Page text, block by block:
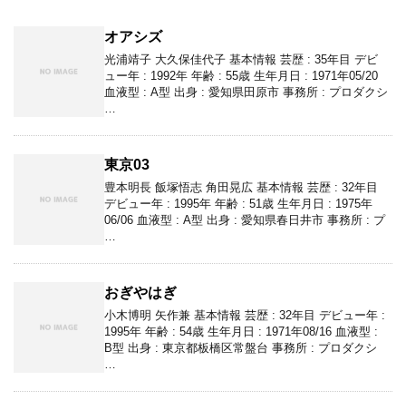
オアシズ
光浦靖子 大久保佳代子 基本情報 芸歴 : 35年目 デビ
ュー年 : 1992年 年齢 : 55歳 生年月日 : 1971年05/20
血液型 : A型 出身 : 愛知県田原市 事務所 : プロダクシ
東京03
豊本明長 飯塚悟志 角田晃広 基本情報 芸歴 : 32年目
デビュー年 : 1995年 年齢 : 51歳 生年月日 : 1975年
06/06 血液型 : A型 出身 : 愛知県春日井市 事務所 : プ
おぎやはぎ
小木博明 矢作兼 基本情報 芸歴 : 32年目 デビュー年 :
1995年 年齢 : 54歳 生年月日 : 1971年08/16 血液型 :
B型 出身 : 東京都板橋区常盤台 事務所 : プロダクシ